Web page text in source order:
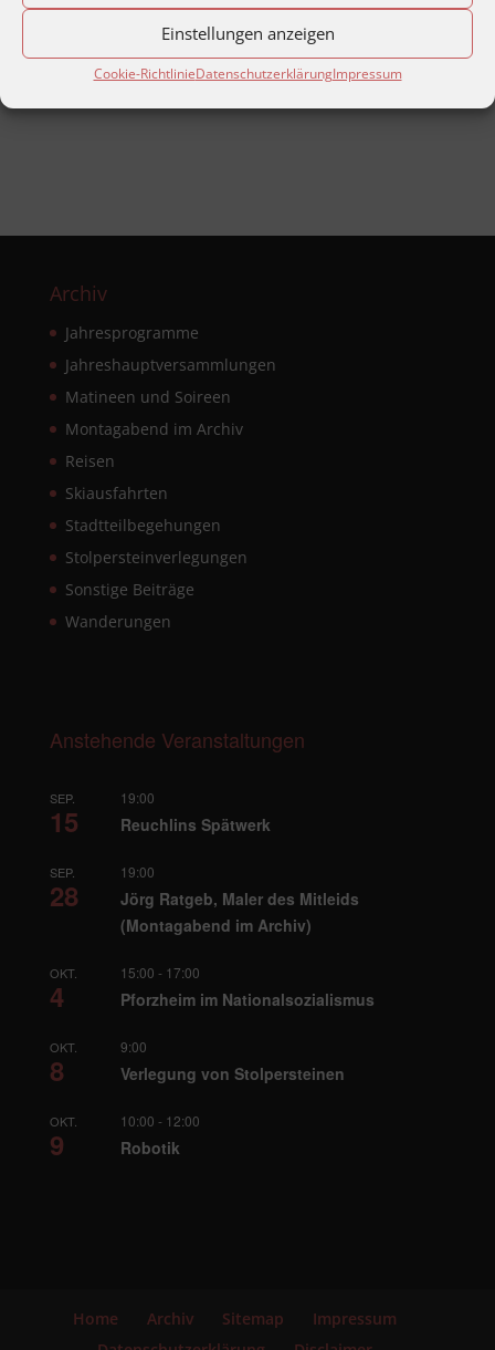
Einstellungen anzeigen
Cookie-RichtlinieDatenschutzerklärungImpressum
Von der Pest zu den Seuchen unserer Zeit
Dr. Roswitha Kull
Archiv
Jahresprogramme
Jahreshauptversammlungen
Matineen und Soireen
Montagabend im Archiv
Reisen
Skiausfahrten
Stadtteilbegehungen
Stolpersteinverlegungen
Sonstige Beiträge
Wanderungen
Anstehende Veranstaltungen
SEP.
15
19:00
Reuchlins Spätwerk
SEP.
28
19:00
Jörg Ratgeb, Maler des Mitleids
(Montagabend im Archiv)
OKT.
4
15:00 - 17:00
Pforzheim im Nationalsozialismus
OKT.
8
9:00
Verlegung von Stolpersteinen
OKT.
9
10:00 - 12:00
Robotik
Home Archiv Sitemap
Impressum